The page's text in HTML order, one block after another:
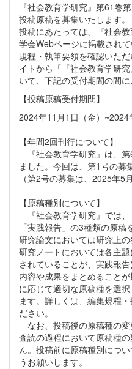
『社会教育学研究』第61巻
投稿原稿を募集いたします。
投稿にあたっては、『社会
学会Webページに掲載され
規程・執筆要領を確認いた
イトから「『社会教育学研
いて、下記の受付期間の間に
【投稿原稿受付期間】
2024年11月1日（金）~2024
【年間2回刊行について】
『社会教育学研究』は、
ました。今回は、第1号の募
（第2号の募集は、2025年5
【原稿種別について】
『社会教育学研究』では、
「実践報告」の3種類の原稿
研究論文においては研究上の
研究ノートにおいては各主
されていることが、実践報
内容や成果をまとめること
に応じて適切な原稿種を選
ます。詳しくは、編集規程
ださい。
なお、投稿後の原稿種の変
査読の過程において原稿種
ん。投稿前に原稿種別につ
うお願いします。